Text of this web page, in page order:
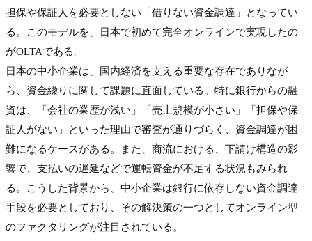
担保や保証人を必要としない「借りない資金調達」となってい
る。このモデルを、日本で初めて完全オンラインで実現したの
がOLTAである。
日本の中小企業は、国内経済を支える重要な存在でありなが
ら、資金繰りに関して課題に直面している。特に銀行からの融
資は、「会社の業歴が浅い」「売上規模が小さい」「担保や保
証人がない」といった理由で審査が通りづらく、資金調達が困
難になるケースがある。また、商流における、下請け構造の影
響で、支払いの遅延などで運転資金が不足する状況もみられ
る。こうした背景から、中小企業は銀行に依存しない資金調達
手段を必要としており、その解決策の一つとしてオンライン型
のファクタリングが注目されている。